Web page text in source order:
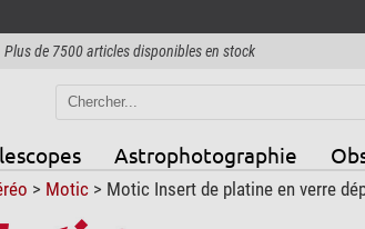
Plus de 7500 articles disponibles en stock
Astrophotographie
> Motic> Motic Insert de platine en verre